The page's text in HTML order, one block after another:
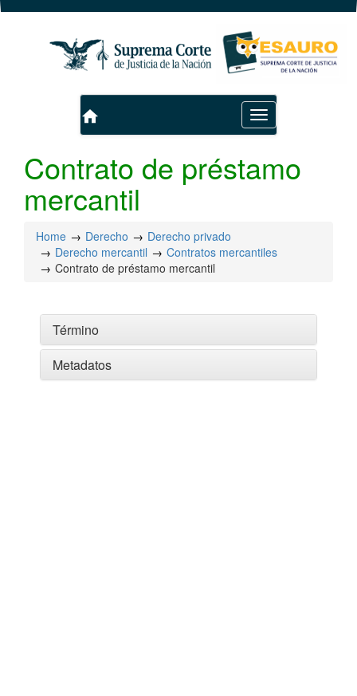
Toggle
navigation
home
Contrato de préstamo
mercantil
Home Derecho
Derecho privado
Derecho mercantil
Contratos mercantiles
Contrato de préstamo mercantil
Término
Metadatos